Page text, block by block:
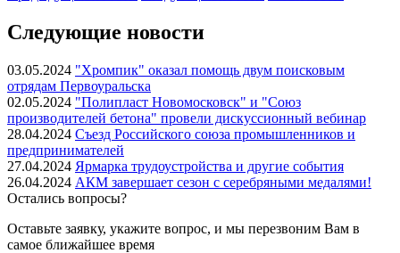
Следующие новости
03.05.2024 "Хромпик" оказал помощь двум поисковым
отрядам Первоуральска
02.05.2024 "Полипласт Новомосковск" и "Союз
производителей бетона" провели дискуссионный вебинар
28.04.2024 Съезд Российского союза промышленников и
предпринимателей
27.04.2024 Ярмарка трудоустройства и другие события
26.04.2024 АКМ завершает сезон с серебряными медалями!
Остались вопросы?
Оставьте заявку, укажите вопрос, и мы перезвоним Вам в
самое ближайшее время